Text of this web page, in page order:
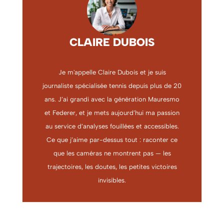
CLAIRE DUBOIS
Je m'appelle Claire Dubois et je suis
journaliste spécialisée tennis depuis plus de 20
ans. J’ai grandi avec la génération Mauresmo
et Federer, et je mets aujourd’hui ma passion
au service d’analyses fouillées et accessibles.
Ce que j’aime par-dessus tout : raconter ce
que les caméras ne montrent pas — les
trajectoires, les doutes, les petites victoires
invisibles.